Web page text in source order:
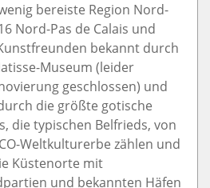
bereiste Region Nord-
Nord-Pas de Calais und
bekannt durch
Museum (leider
geschlossen) und
die größte gotische
die typischen Belfrieds, von
Weltkulturerbe zählen und
Küstenorte mit
und bekannten Häfen